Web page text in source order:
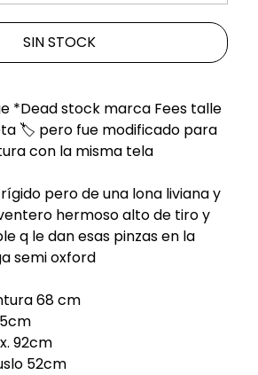
SIN STOCK
*Dead stock marca Fees talle
🏷️ pero fue modificado para
con la misma tela
pero de una lona liviana y
hermoso alto de tiro y
q le dan esas pinzas en la
semi oxford
68 cm
92cm
52cm